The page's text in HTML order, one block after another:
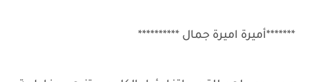
*******أميرة اميرة جمال **********